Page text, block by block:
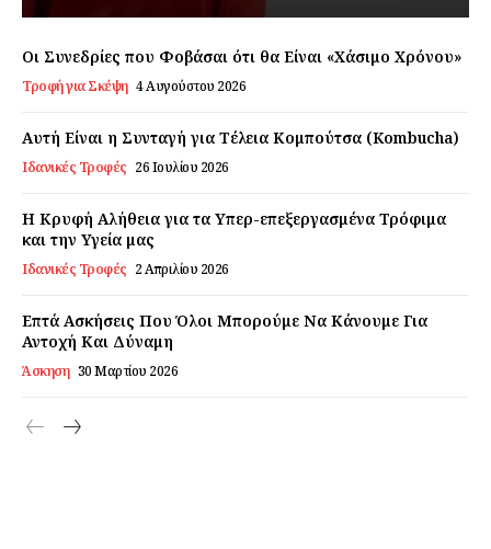
Daily Food
Σχετικά με εμάς
Αποποίηση Ευθυνών
Επικοινωνία
Οι Συνεδρίες που Φοβάσαι ότι θα Είναι «Χάσιμο Χρόνου»
Τροφή για Σκέψη 4 Αυγούστου 2026
Αυτή Είναι η Συνταγή για Τέλεια Κομπούτσα (Kombucha)
Ιδανικές Τροφές 26 Ιουλίου 2026
Η Κρυφή Αλήθεια για τα Υπερ-επεξεργασμένα Τρόφιμα
και την Υγεία μας
Ιδανικές Τροφές 2 Απριλίου 2026
Επτά Ασκήσεις Που Όλοι Μπορούμε Να Κάνουμε Για
Αντοχή Και Δύναμη
Άσκηση 30 Μαρτίου 2026